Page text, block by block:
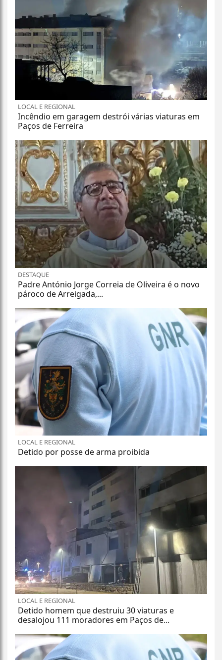
LOCAL E REGIONAL
Incêndio em garagem destrói várias viaturas em
Paços de Ferreira
DESTAQUE
Padre António Jorge Correia de Oliveira é o novo
pároco de Arreigada,...
LOCAL E REGIONAL
Detido por posse de arma proibida
LOCAL E REGIONAL
Detido homem que destruiu 30 viaturas e
desalojou 111 moradores em Paços de...